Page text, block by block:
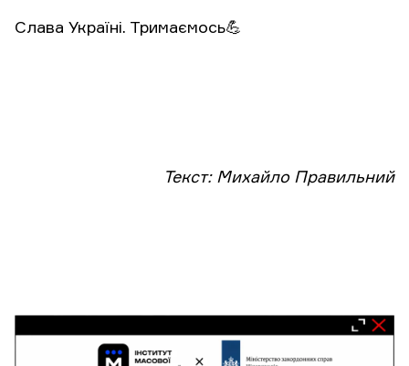
Слава Україні. Тримаємось💪
Текст: Михайло Правильний